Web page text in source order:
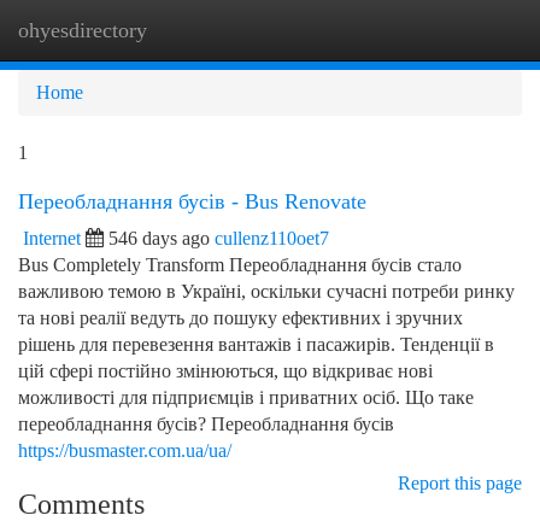
ohyesdirectory
Home
1
Переобладнання бусів - Bus Renovate
Internet 546 days ago cullenz110oet7
Bus Completely Transform Переобладнання бусів стало
важливою темою в Україні, оскільки сучасні потреби ринку
та нові реалії ведуть до пошуку ефективних і зручних
рішень для перевезення вантажів і пасажирів. Тенденції в
цій сфері постійно змінюються, що відкриває нові
можливості для підприємців і приватних осіб. Що таке
переобладнання бусів? Переобладнання бусів
https://busmaster.com.ua/ua/
Report this page
Comments